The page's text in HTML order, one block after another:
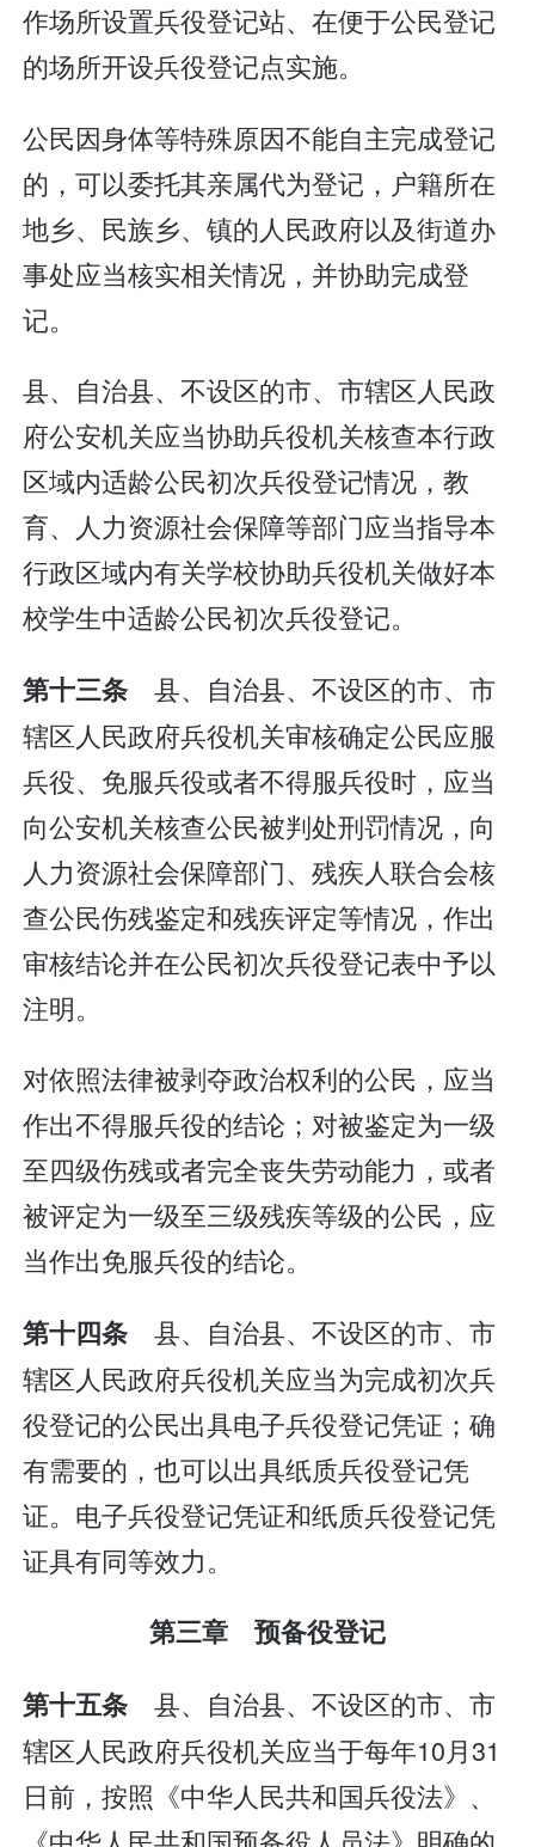
作场所设置兵役登记站、在便于公民登记
的场所开设兵役登记点实施。
公民因身体等特殊原因不能自主完成登记
的，可以委托其亲属代为登记，户籍所在
地乡、民族乡、镇的人民政府以及街道办
事处应当核实相关情况，并协助完成登
记。
县、自治县、不设区的市、市辖区人民政
府公安机关应当协助兵役机关核查本行政
区域内适龄公民初次兵役登记情况，教
育、人力资源社会保障等部门应当指导本
行政区域内有关学校协助兵役机关做好本
校学生中适龄公民初次兵役登记。
第十三条县、自治县、不设区的市、市
辖区人民政府兵役机关审核确定公民应服
兵役、免服兵役或者不得服兵役时，应当
向公安机关核查公民被判处刑罚情况，向
人力资源社会保障部门、残疾人联合会核
查公民伤残鉴定和残疾评定等情况，作出
审核结论并在公民初次兵役登记表中予以
注明。
对依照法律被剥夺政治权利的公民，应当
作出不得服兵役的结论；对被鉴定为一级
至四级伤残或者完全丧失劳动能力，或者
被评定为一级至三级残疾等级的公民，应
当作出免服兵役的结论。
第十四条县、自治县、不设区的市、市
辖区人民政府兵役机关应当为完成初次兵
役登记的公民出具电子兵役登记凭证；确
有需要的，也可以出具纸质兵役登记凭
证。电子兵役登记凭证和纸质兵役登记凭
证具有同等效力。
第三章 预备役登记
第十五条县、自治县、不设区的市、市
辖区人民政府兵役机关应当于每年10月31
日前，按照《中华人民共和国兵役法》、